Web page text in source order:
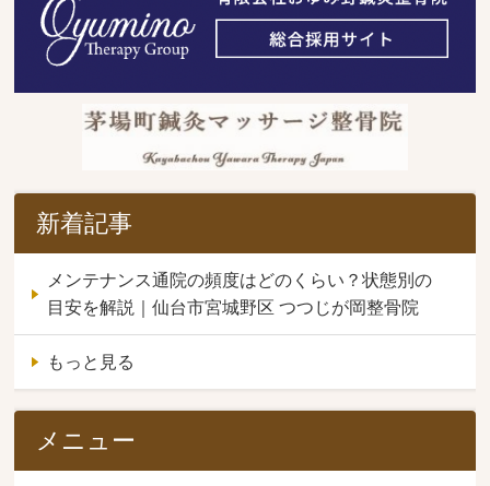
新着記事
メンテナンス通院の頻度はどのくらい？状態別の
目安を解説｜仙台市宮城野区 つつじが岡整骨院
もっと見る
メニュー